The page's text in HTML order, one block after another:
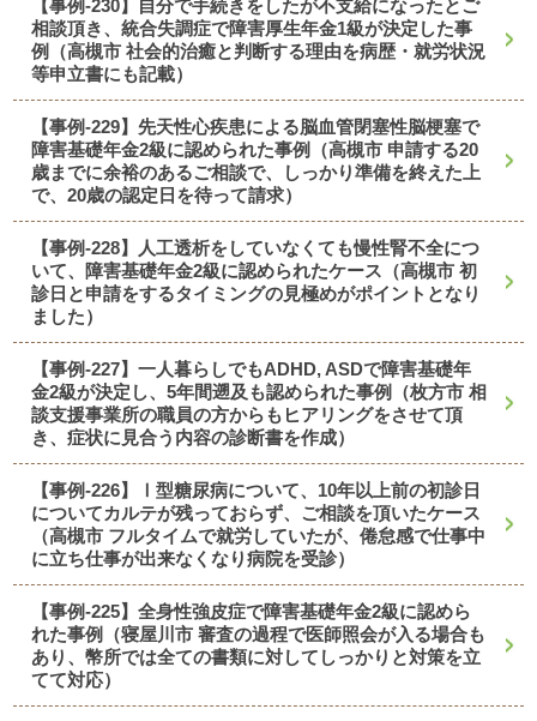
【事例-230】自分で手続きをしたが不支給になったとご
相談頂き、統合失調症で障害厚生年金1級が決定した事
例（高槻市 社会的治癒と判断する理由を病歴・就労状況
等申立書にも記載）
【事例-229】先天性心疾患による脳血管閉塞性脳梗塞で
障害基礎年金2級に認められた事例（高槻市 申請する20
歳までに余裕のあるご相談で、しっかり準備を終えた上
で、20歳の認定日を待って請求）
【事例-228】人工透析をしていなくても慢性腎不全につ
いて、障害基礎年金2級に認められたケース（高槻市 初
診日と申請をするタイミングの見極めがポイントとなり
ました）
【事例-227】一人暮らしでもADHD, ASDで障害基礎年
金2級が決定し、5年間遡及も認められた事例（枚方市 相
談支援事業所の職員の方からもヒアリングをさせて頂
き、症状に見合う内容の診断書を作成）
【事例-226】Ⅰ型糖尿病について、10年以上前の初診日
についてカルテが残っておらず、ご相談を頂いたケース
（高槻市 フルタイムで就労していたが、倦怠感で仕事中
に立ち仕事が出来なくなり病院を受診）
【事例-225】全身性強皮症で障害基礎年金2級に認めら
れた事例（寝屋川市 審査の過程で医師照会が入る場合も
あり、幣所では全ての書類に対してしっかりと対策を立
てて対応）